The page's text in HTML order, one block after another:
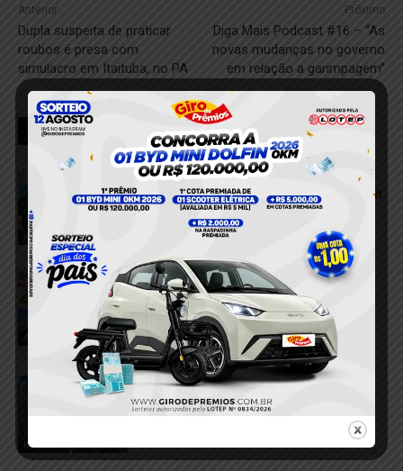
Anterior
Dupla suspeita de praticar
roubos é presa com
simulacro em Itaituba, no PA
Próximo
Diga Mais Podcast #16 – “As
novas mudanças no governo
em relação a garimpagem”
RELACIONADOS
Itaituba
Dupla é presa após tentar descartar
porções de cocaína durante abordagem
da PM em Itaituba
7 de agosto de 2026
Dois homens são conduzidos à
delegacia por suspeita de fornecer
bebida alcoólica a adolescentes em
Aveiro
6 de agosto de 2026
Itaituba
Homem é detido após tentativa de furto
em residência no bairro Bom Remédio,
em Itaituba